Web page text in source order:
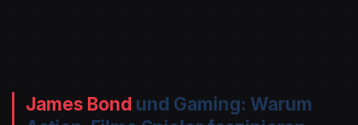
James Bond und Gaming: Warum